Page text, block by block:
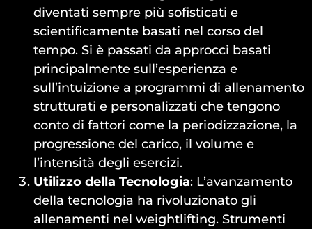
diventati sempre più sofisticati e
scientificamente basati nel corso del
tempo. Si è passati da approcci basati
principalmente sull’esperienza e
sull’intuizione a programmi di allenamento
strutturati e personalizzati che tengono
conto di fattori come la periodizzazione, la
progressione del carico, il volume e
l’intensità degli esercizi.
Utilizzo della Tecnologia: L’avanzamento
della tecnologia ha rivoluzionato gli
allenamenti nel weightlifting. Strumenti